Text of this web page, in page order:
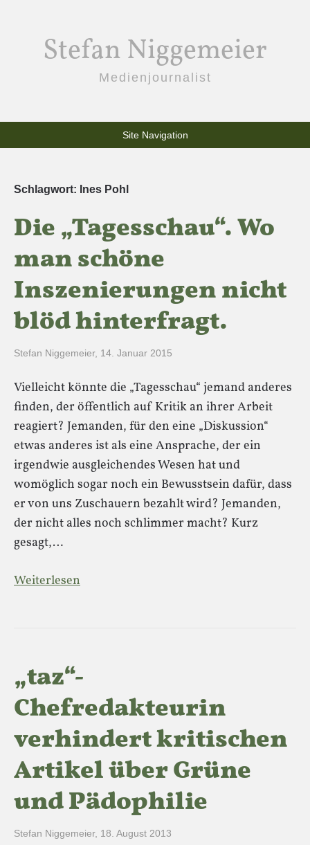
Stefan Niggemeier
Medienjournalist
Site Navigation
Schlagwort: Ines Pohl
Die „Tagesschau“. Wo
man schöne
Inszenierungen nicht
blöd hinterfragt.
Stefan Niggemeier, 14. Januar 2015
Vielleicht könnte die „Tagesschau“ jemand anderes
finden, der öffentlich auf Kritik an ihrer Arbeit
reagiert? Jemanden, für den eine „Diskussion“
etwas anderes ist als eine Ansprache, der ein
irgendwie ausgleichendes Wesen hat und
womöglich sogar noch ein Bewusstsein dafür, dass
er von uns Zuschauern bezahlt wird? Jemanden,
der nicht alles noch schlimmer macht? Kurz
gesagt,…
Weiterlesen
„taz“-
Chefredakteurin
verhindert kritischen
Artikel über Grüne
und Pädophilie
Stefan Niggemeier, 18. August 2013